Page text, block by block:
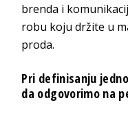
brenda i
robu koju držite u
proda.
Pri definisanju
da odgovorimo na